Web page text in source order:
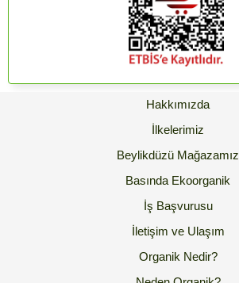
Hakkımızda
İlkelerimiz
Beylikdüzü Mağazamız
Basında Ekoorganik
İş Başvurusu
İletişim ve Ulaşım
Organik Nedir?